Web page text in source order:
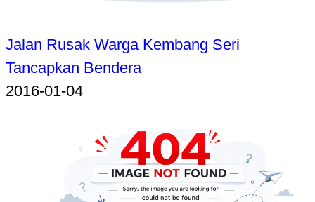
Jalan Rusak Warga Kembang Seri
Tancapkan Bendera
2016-01-04